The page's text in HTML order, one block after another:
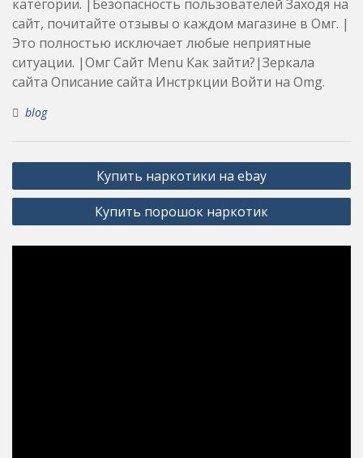
категории. |Безопасность пользователей Заходя на
сайт, почитайте отзывы о каждом магазине в Омг. |
Это полностью исключает любые неприятные
ситуации. |Омг Сайт Menu Как зайти?|Зеркала
сайта Описание сайта Инстркции Войти на Omg.
blog
Post
navigation
Купить наркотики на ebay
Купить порошок наркотик